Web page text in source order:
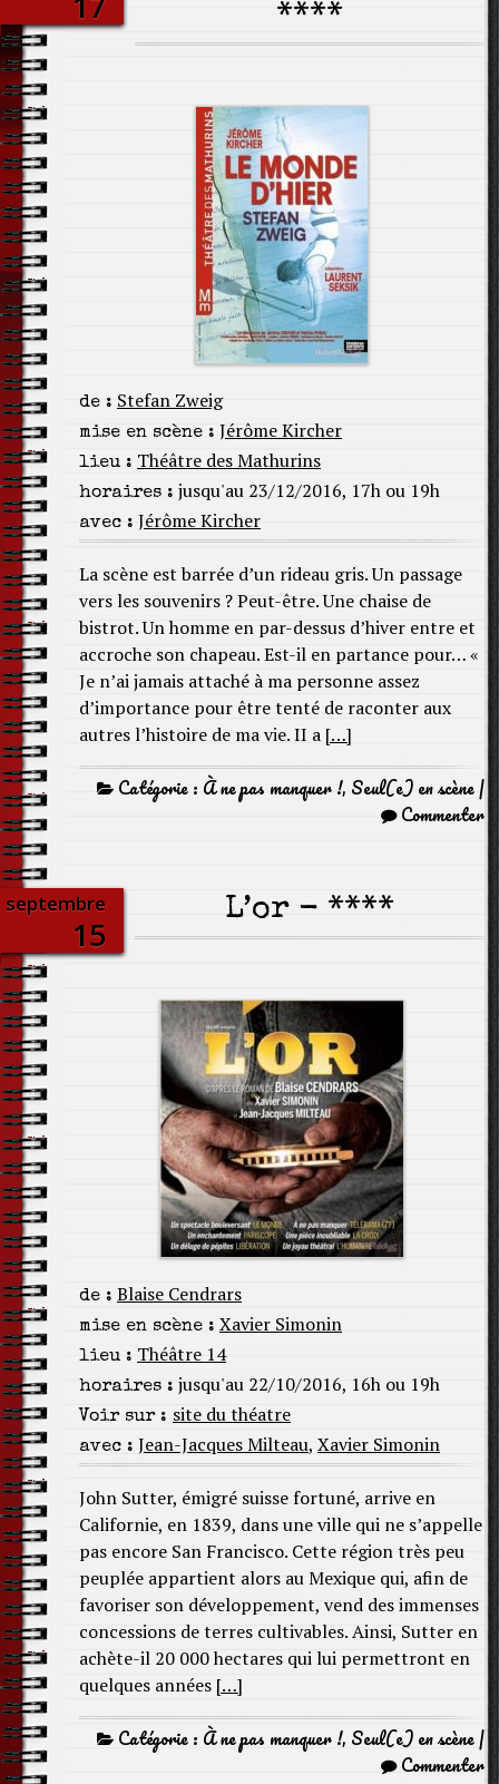
****
de : Stefan Zweig
mise en scène : Jérôme Kircher
lieu : Théâtre des Mathurins
horaires : jusqu'au 23/12/2016, 17h ou 19h
avec : Jérôme Kircher
La scène est barrée d’un rideau gris. Un passage
vers les souvenirs ? Peut-être. Une chaise de
bistrot. Un homme en par-dessus d’hiver entre et
accroche son chapeau. Est-il en partance pour… «
Je n’ai jamais attaché à ma personne assez
d’importance pour être tenté de raconter aux
autres l’histoire de ma vie. II a […]
Catégorie : À ne pas manquer !, Seul(e) en scène|
Commenter
septembre
15
L’or - ****
de : Blaise Cendrars
mise en scène : Xavier Simonin
lieu : Théâtre 14
horaires : jusqu'au 22/10/2016, 16h ou 19h
Voir sur : site du théatre
avec : Jean-Jacques Milteau, Xavier Simonin
John Sutter, émigré suisse fortuné, arrive en
Californie, en 1839, dans une ville qui ne s’appelle
pas encore San Francisco. Cette région très peu
peuplée appartient alors au Mexique qui, afin de
favoriser son développement, vend des immenses
concessions de terres cultivables. Ainsi, Sutter en
achète-il 20 000 hectares qui lui permettront en
quelques années […]
Catégorie : À ne pas manquer !, Seul(e) en scène|
Commenter